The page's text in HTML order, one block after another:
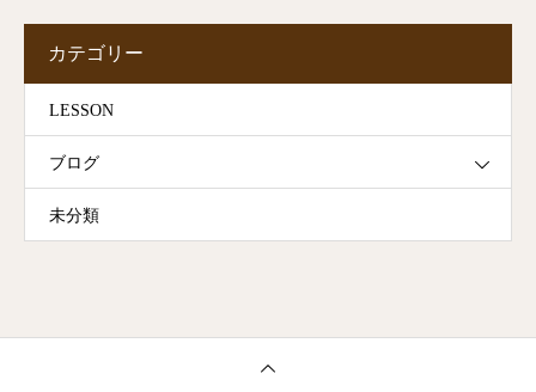
カテゴリー
LESSON
ブログ
未分類